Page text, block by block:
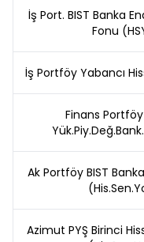
İş Port. BIST Banka
Fonu
İş Portföy Yabancı
Finans
Ak Portföy BIST
Azimut PYŞ Birinci